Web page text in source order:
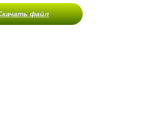
файл